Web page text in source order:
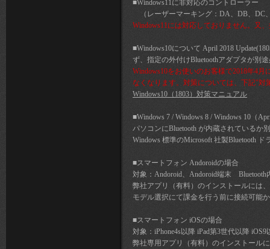
■Windows11に非対応のコントローラー
（レーザーマーキング：DA、DB、DC
Windows11には対応しておりません。又
■Windows10について April 2018
ず、指定の外付けBluetoothアダプタが別
Windows10をお使いのお客様で2018年4
なくなります。対策については、下記"対
Windows10（1803）対策マニュアル
■Windows 7 / Windows 8 / Windows 10（
パソコンにBluetooth が内蔵されているか
Windows 標準のMicrosoft 社製Bluetooth
■スマートフォン Andoroidの場合
対象：Andoroid、Andoroid端末
弊社アプリ（有料）のインストールには
モデル選択にて課金を行う前に接続可能
■スマートフォン iOSの場合
対象：iPhone4s以降 iPad第3世代以降 iOS9
弊社専用アプリ（有料）のインストール